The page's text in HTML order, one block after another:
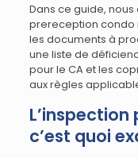
Dans ce guide,
prereception condo
les documents à
une liste de
pour le CA et les
aux règles
L’inspection
c’est quoi